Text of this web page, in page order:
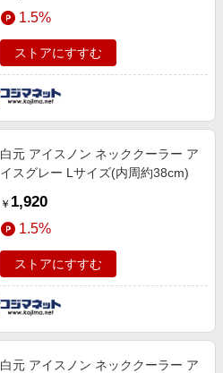
1.5%
ストアにすすむ
白元 アイスノン ネッククーラー ア
イスグレー Lサイズ(内周約38cm)
￥ 1,920
1.5%
ストアにすすむ
白元 アイスノン ネッククーラー ア